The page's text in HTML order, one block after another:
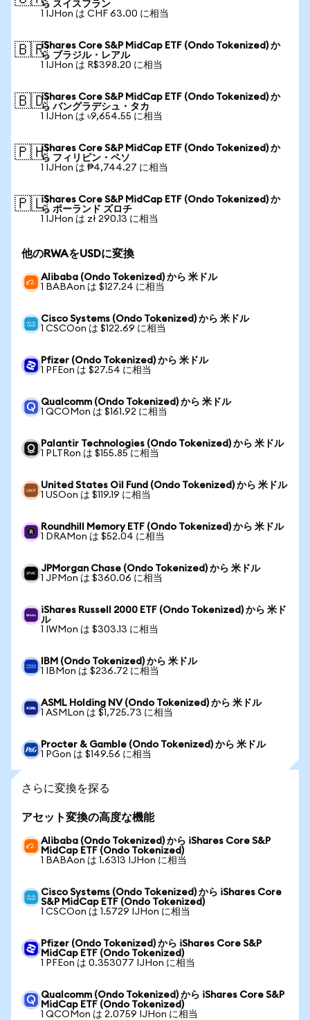
ら スイスフラン
1 IJHon は CHF 63.00 に相当
🇧🇷iShares Core S&P MidCap ETF (Ondo Tokenized) か
ら ブラジル・レアル
1 IJHon は R$398.20 に相当
🇧🇩iShares Core S&P MidCap ETF (Ondo Tokenized) か
ら バングラデシュ・タカ
1 IJHon は ৳9,654.55 に相当
🇵🇭iShares Core S&P MidCap ETF (Ondo Tokenized) か
ら フィリピン・ペソ
1 IJHon は ₱4,744.27 に相当
🇵🇱iShares Core S&P MidCap ETF (Ondo Tokenized) か
ら ポーランド ズロチ
1 IJHon は zł 290.13 に相当
他のRWAをUSDに変換
Alibaba (Ondo Tokenized) から 米ドル
1 BABAon は $127.24 に相当
Cisco Systems (Ondo Tokenized) から 米ドル
1 CSCOon は $122.69 に相当
Pfizer (Ondo Tokenized) から 米ドル
1 PFEon は $27.54 に相当
Qualcomm (Ondo Tokenized) から 米ドル
1 QCOMon は $161.92 に相当
Palantir Technologies (Ondo Tokenized) から 米ドル
1 PLTRon は $155.85 に相当
United States Oil Fund (Ondo Tokenized) から 米ドル
1 USOon は $119.19 に相当
Roundhill Memory ETF (Ondo Tokenized) から 米ドル
1 DRAMon は $52.04 に相当
JPMorgan Chase (Ondo Tokenized) から 米ドル
1 JPMon は $360.06 に相当
iShares Russell 2000 ETF (Ondo Tokenized) から 米ド
ル
1 IWMon は $303.13 に相当
IBM (Ondo Tokenized) から 米ドル
1 IBMon は $236.72 に相当
ASML Holding NV (Ondo Tokenized) から 米ドル
1 ASMLon は $1,725.73 に相当
Procter & Gamble (Ondo Tokenized) から 米ドル
1 PGon は $149.56 に相当
さらに変換を探る
アセット変換の高度な機能
Alibaba (Ondo Tokenized) から iShares Core S&P
MidCap ETF (Ondo Tokenized)
1 BABAon は 1.6313 IJHon に相当
Cisco Systems (Ondo Tokenized) から iShares Core
S&P MidCap ETF (Ondo Tokenized)
1 CSCOon は 1.5729 IJHon に相当
Pfizer (Ondo Tokenized) から iShares Core S&P
MidCap ETF (Ondo Tokenized)
1 PFEon は 0.353077 IJHon に相当
Qualcomm (Ondo Tokenized) から iShares Core S&P
MidCap ETF (Ondo Tokenized)
1 QCOMon は 2.0759 IJHon に相当